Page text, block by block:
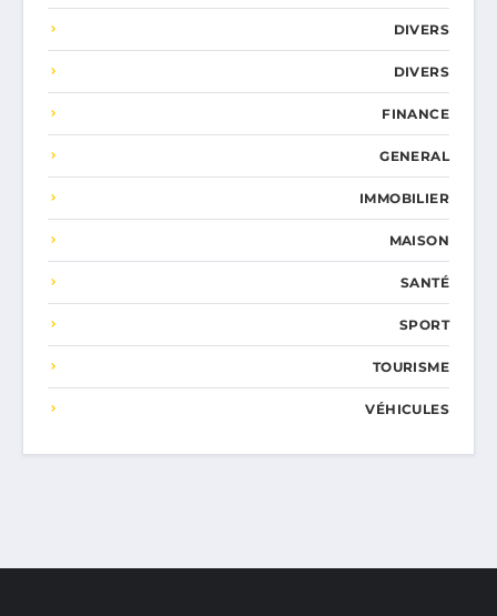
DIVERS
DIVERS
FINANCE
GENERAL
IMMOBILIER
MAISON
SANTÉ
SPORT
TOURISME
VÉHICULES